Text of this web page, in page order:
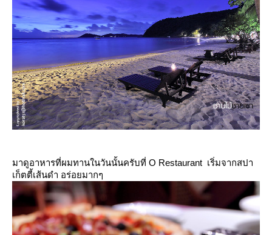
มาดูอาหารที่ผมทานในวันนั้นครับที่ O Restaurant เริ่มจากสปา
เก็ตตี้เส้นดำ อร่อยมากๆ